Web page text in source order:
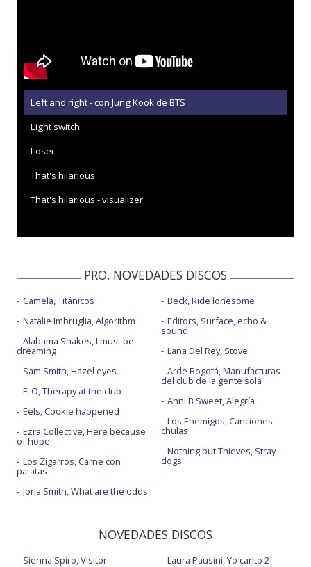
Left and right - con Jung Kook de BTS
Light switch
Loser
That's hilarious
That's hilarious - visualizer
PRO. NOVEDADES DISCOS
Camela, Titánicos
Natalie Imbruglia, Algorithm
Alabama Shakes, I must be
dreaming
Sam Smith, Hazel eyes
FLO, Therapy at the club
Eels, Cookie happened
Ezra Collective, Here because
of hope
Los Zigarros, Carne con
patatas
Jorja Smith, What are the odds
Beck, Ride lonesome
Editors, Surface, echo &
sound
Lana Del Rey, Stove
Arde Bogotá, Manufacturas
del club de la gente sola
Anni B Sweet, Alegría
Los Enemigos, Canciones
chulas
Nothing but Thieves, Stray
dogs
NOVEDADES DISCOS
Sienna Spiro, Visitor
Laura Pausini, Yo canto 2